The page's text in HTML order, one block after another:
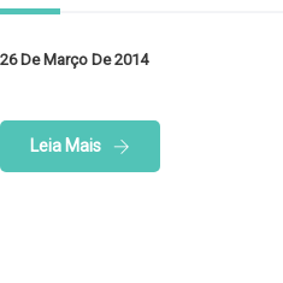
26 De Março De 2014
Leia Mais